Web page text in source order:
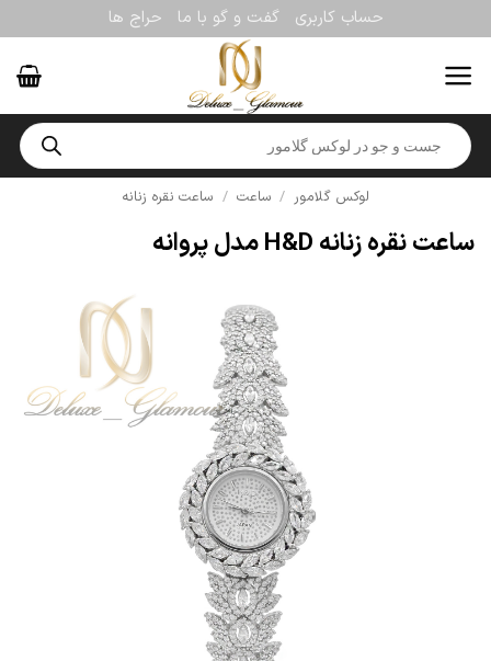
to
content
حساب کاربری گفت و گو با ما حراج ها
Products
search
لوکس گلامور / ساعت / ساعت نقره زنانه
ساعت نقره زنانه H&D مدل پروانه